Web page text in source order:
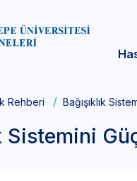
Rehberi Bağışıklık
Sistemini